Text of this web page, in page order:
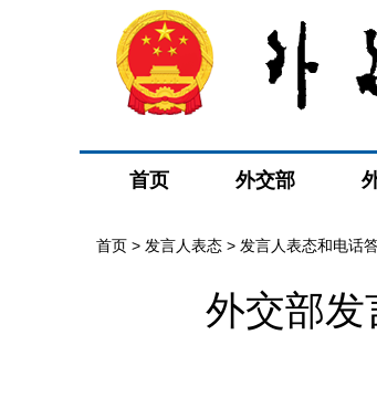
首页 外交部
首页 > 发言人表态 > 发言人表态和电话
外交部发